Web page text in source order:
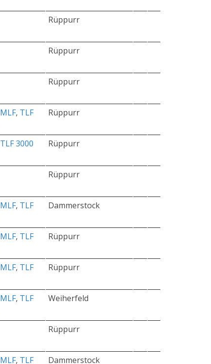
Rüppurr
Rüppurr
Rüppurr
MLF, TLF
Rüppurr
TLF 3000 Rüppurr
Rüppurr
MLF, TLF
Dammerstock
MLF, TLF
Rüppurr
MLF, TLF
Rüppurr
MLF, TLF
Weiherfeld
Rüppurr
MLF, TLF Dammerstock